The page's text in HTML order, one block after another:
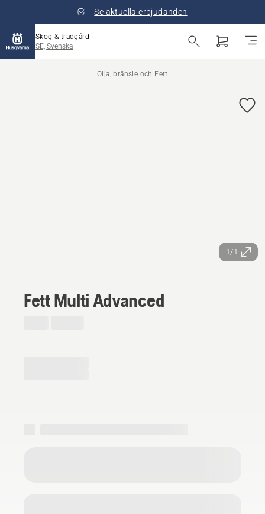
Se aktuella erbjudanden
Skog & trädgård
SE, Svenska
Olja, bränsle och Fett
1/1
Fett Multi Advanced